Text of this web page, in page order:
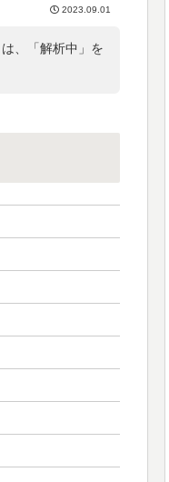
2023.09.01
、「解析中 」を